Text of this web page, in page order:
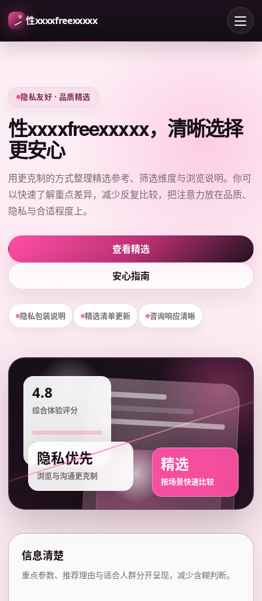
性xxxxfreexxxxx
隐私友好 · 品质精选
性xxxxfreexxxxx，清晰选择
更安心
用更克制的方式整理精选参考、筛选维度与浏览说明。你可
以快速了解重点差异，减少反复比较，把注意力放在品质、
隐私与合适程度上。
查看精选
安心指南
隐私包装说明 精选清单更新 咨询响应清晰
4.8
综合体验评分
隐私优先
浏览与沟通更克制
精选
按场景快速比较
信息清楚
重点参数、推荐理由与适合人群分开呈现，减少含糊判断。